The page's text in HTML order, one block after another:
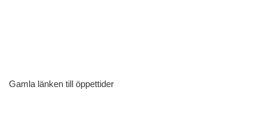
Gamla länken till öppettider